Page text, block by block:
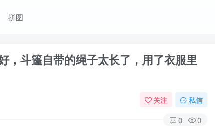
拼图
，斗篷自带的绳子太长了，用了衣服里
关注 私信
0 0